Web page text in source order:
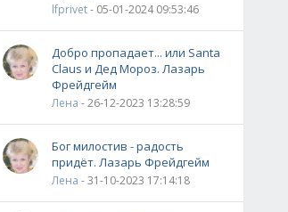
lfprivet- 05-01-2024 09:53:46
Добро пропадает... или Santa
Claus и Дед Мороз. Лазарь
Фрейдгейм
Лена - 26-12-2023 13:28:59
Бог милостив - радость
придёт. Лазарь Фрейдгейм
Лена - 31-10-2023 17:14:18